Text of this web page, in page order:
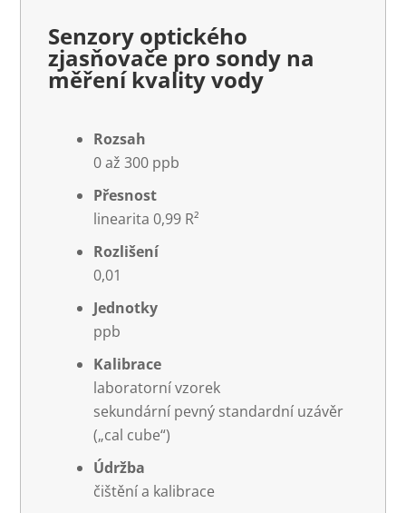
Senzory optického
zjasňovače pro sondy na
měření kvality vody
Rozsah
0 až 300 ppb
Přesnost
linearita 0,99 R²
Rozlišení
0,01
Jednotky
ppb
Kalibrace
laboratorní vzorek
sekundární pevný standardní uzávěr
(„cal cube“)
Údržba
čištění a kalibrace